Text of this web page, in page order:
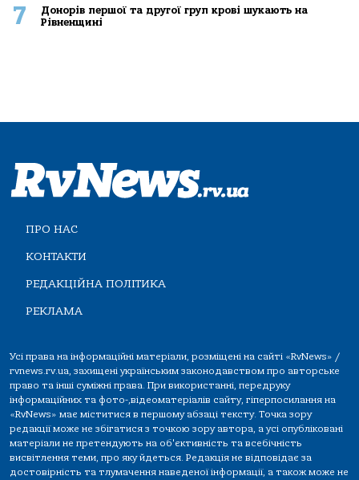
7
Донорів першої та другої груп крові шукають на
Рівненщині
ПРО НАС
КОНТАКТИ
РЕДАКЦІЙНА ПОЛІТИКА
РЕКЛАМА
Усі права на інформаційні матеріали, розміщені на сайті «RvNews» /
rvnews.rv.ua, захищені українським законодавством про авторське
право та інші суміжні права. При використанні, передруку
інформаційних та фото-,відеоматеріалів сайту, гіперпосилання на
«RvNews» має міститися в першому абзаці тексту. Точка зору
редакції може не збігатися з точкою зору автора, а усі опубліковані
матеріали не претендують на об'єктивність та всебічність
висвітлення теми, про яку йдеться. Редакція не відповідає за
достовірність та тлумачення наведеної інформації, а також може не